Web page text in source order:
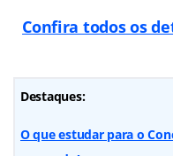
Confira todos os
Destaques:
O que estudar para o